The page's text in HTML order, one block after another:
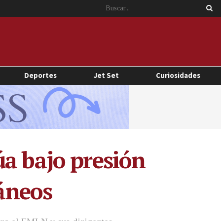
Deportes Jet Set Curiosidades
bajo presión